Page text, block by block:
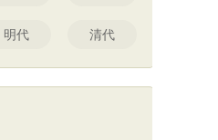
明代 清代